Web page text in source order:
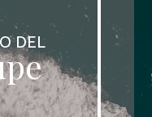
DEL